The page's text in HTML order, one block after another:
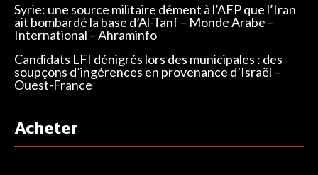
Syrie: une source militaire dément à l’AFP que l’Iran
ait bombardé la base d’Al-Tanf – Monde Arabe –
International – Ahraminfo
Candidats LFI dénigrés lors des municipales : des
soupçons d’ingérences en provenance d’Israël –
Ouest-France
Acheter